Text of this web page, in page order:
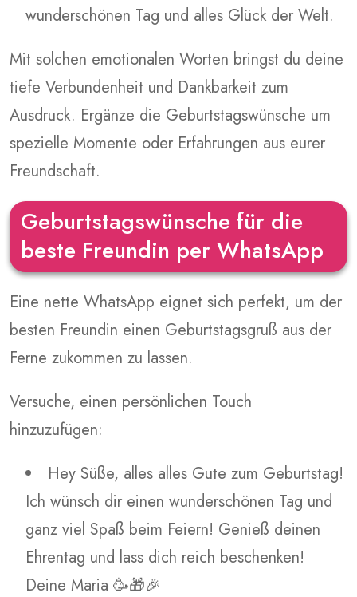
wunderschönen Tag und alles Glück der Welt.
Mit solchen emotionalen Worten bringst du deine
tiefe Verbundenheit und Dankbarkeit zum
Ausdruck. Ergänze die Geburtstagswünsche um
spezielle Momente oder Erfahrungen aus eurer
Freundschaft.
Geburtstagswünsche für die
beste Freundin per WhatsApp
Eine nette WhatsApp eignet sich perfekt, um der
besten Freundin einen Geburtstagsgruß aus der
Ferne zukommen zu lassen.
Versuche, einen persönlichen Touch
hinzuzufügen:
Hey Süße, alles alles Gute zum Geburtstag!
Ich wünsch dir einen wunderschönen Tag und
ganz viel Spaß beim Feiern! Genieß deinen
Ehrentag und lass dich reich beschenken!
Deine Maria 🥳🎁🎉